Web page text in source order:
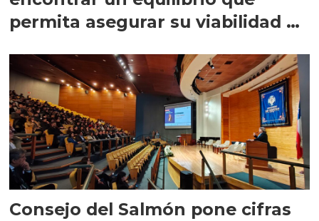
permita asegurar su viabilidad de
Consejo del Salmón pone cifras